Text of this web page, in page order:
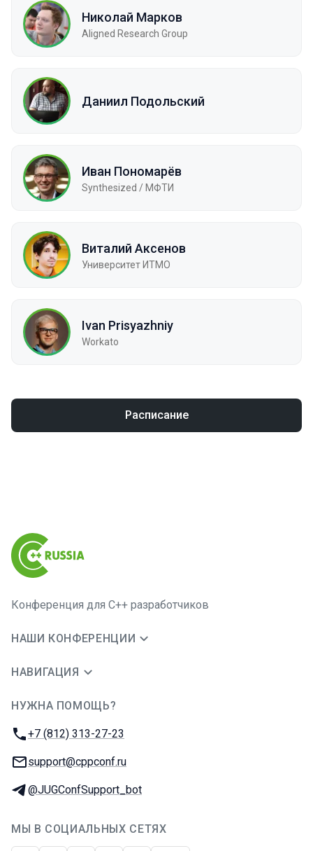
Николай Марков
Aligned Research Group
Даниил Подольский
Иван Пономарёв
Synthesized / МФТИ
Виталий Аксенов
Университет ИТМО
Ivan Prisyazhniy
Workato
Расписание
Конференция для C++ разработчиков
НАШИ КОНФЕРЕНЦИИ
НАВИГАЦИЯ
НУЖНА ПОМОЩЬ?
Телефон:
+7 (812) 313-27-23
E-mail:
support@cppconf.ru
Телеграм:
@JUGConfSupport_bot
МЫ В СОЦИАЛЬНЫХ СЕТЯХ